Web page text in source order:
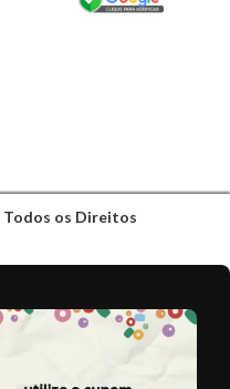
Todos os Direitos